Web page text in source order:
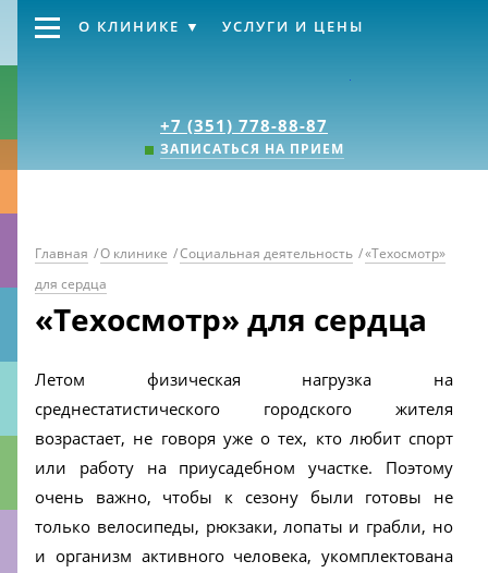
+7 (351) 778-88-87
ЗАПИСАТЬСЯ НА ПРИЕМ
О КЛИНИКЕ УСЛУГИ И ЦЕНЫ
Главная /О клинике /Социальная деятельность /«Техосмотр»
для сердца
«Техосмотр» для сердца
Летом физическая нагрузка на
среднестатистического городского жителя
возрастает, не говоря уже о тех, кто любит спорт
или работу на приусадебном участке. Поэтому
очень важно, чтобы к сезону были готовы не
только велосипеды, рюкзаки, лопаты и грабли, но
и организм активного человека, укомплектована